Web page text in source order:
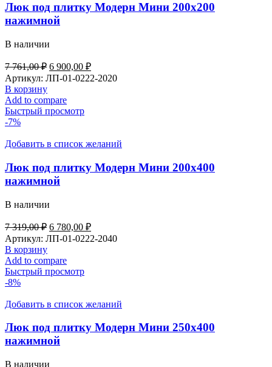
Люк под плитку Модерн Мини 200х200
нажимной
В наличии
7 761,00₽ Первоначальная
цена
7
761,00 ₽.
6 900,00 ₽Текущая
цена:
Артикул: ЛП-01-0222-2020
В корзину
Add to compare
Быстрый просмотр
-7%
Добавить в список желаний
Люк под плитку Модерн Мини 200х400
нажимной
В наличии
7 319,00₽ Первоначальная
цена
7
319,00 ₽.
6 780,00 ₽Текущая
цена:
Артикул: ЛП-01-0222-2040
В корзину
Add to compare
Быстрый просмотр
-8%
Добавить в список желаний
Люк под плитку Модерн Мини 250х400
нажимной
В наличии